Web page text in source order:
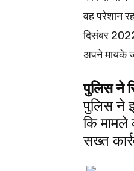
वह परेशान
दिसंबर
अपने मायके
पुलिस ने
पुलिस ने
कि मामले
सख्त